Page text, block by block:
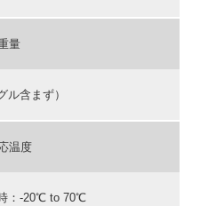
量
ル含まず）
温度
：-20℃ to 70℃